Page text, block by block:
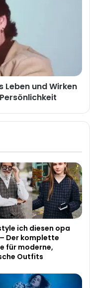
Leben und Wirken
ich diesen opa
Der komplette
für moderne,
Outfits